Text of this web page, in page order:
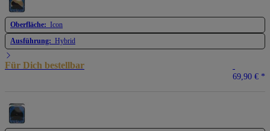
Oberfläche: Icon
Ausführung: Hybrid
Für Dich bestellbar
69,90 € *